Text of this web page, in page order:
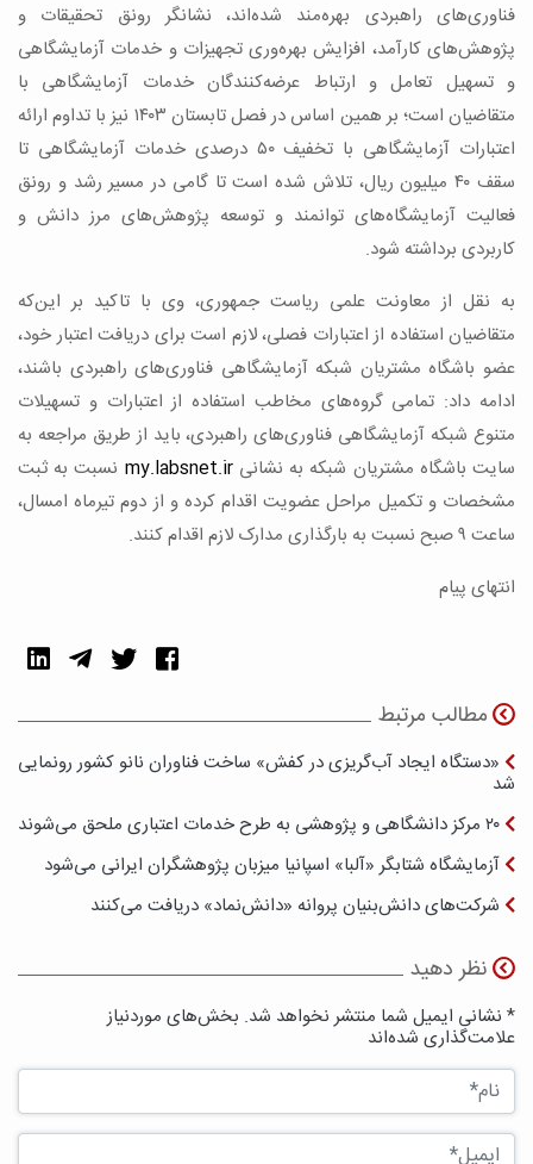
فناوری‌های راهبردی بهره‌مند شده‌اند، نشانگر رونق تحقیقات و
پژوهش‌های کارآمد، افزایش بهره‌وری تجهیزات و خدمات آزمایشگاهی
و تسهیل تعامل و ارتباط عرضه‌کنندگان خدمات آزمایشگاهی با
متقاضیان است؛ بر همین اساس در فصل تابستان ۱۴۰۳ نیز با تداوم ارائه
اعتبارات آزمایشگاهی با تخفیف ۵۰ درصدی خدمات آزمایشگاهی تا
سقف ۴۰ میلیون ریال، تلاش شده است تا گامی در مسیر رشد و رونق
فعالیت آزمایشگاه‌های توانمند و توسعه پژوهش‌های مرز دانش و
کاربردی برداشته شود.
به نقل از معاونت علمی ریاست جمهوری، وی با تاکید بر این‌که
متقاضیان استفاده از اعتبارات فصلی، لازم است برای دریافت اعتبار خود،
عضو باشگاه مشتریان شبکه آزمایشگاهی فناوری‌های راهبردی باشند،
ادامه داد: تمامی گروه‌های مخاطب استفاده از اعتبارات و تسهیلات
متنوع شبکه آزمایشگاهی فناوری‌های راهبردی، باید از طریق مراجعه به
سایت باشگاه مشتریان شبکه به نشانیmy.labsnet.ir نسبت به ثبت
مشخصات و تکمیل مراحل عضویت اقدام کرده و از دوم تیرماه امسال،
ساعت ۹ صبح نسبت به بارگذاری مدارک لازم اقدام کنند.
انتهای پیام
مطالب مرتبط
«دستگاه ایجاد آب‌گریزی در کفش» ساخت فناوران نانو کشور رونمایی
شد
۲۰ مرکز دانشگاهی و پژوهشی به طرح خدمات اعتباری ملحق می‌شوند
آزمایشگاه شتابگر «آلبا» اسپانیا میزبان پژوهشگران ایرانی می‌شود
شرکت‌های دانش‌بنیان پروانه «دانش‌نماد» دریافت می‌کنند
نظر دهید
* نشانی ایمیل شما منتشر نخواهد شد. بخش‌های موردنیاز
علامت‌گذاری شده‌اند